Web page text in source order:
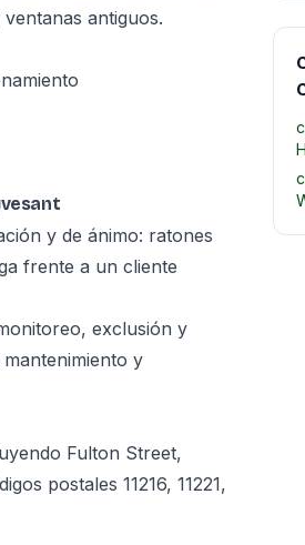
antiguos.
y de ánimo: ratones
frente a un cliente
exclusión y
y
Fulton Street,
postales 11216, 11221,